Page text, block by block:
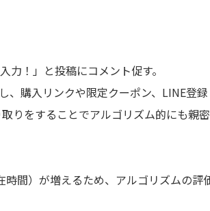
力！」と投稿にコメント促す。
し、購入リンクや限定クーポン、LINE登録
りをすることでアルゴリズム的にも親
間）が増えるため、アルゴリズムの評